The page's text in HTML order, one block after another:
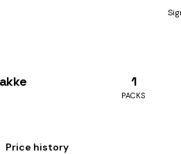
1
PACKS
Price history